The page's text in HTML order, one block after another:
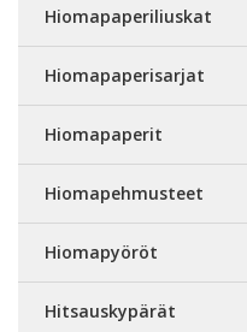
Hiomapaperiliuskat
Hiomapaperisarjat
Hiomapaperit
Hiomapehmusteet
Hiomapyöröt
Hitsauskypärät